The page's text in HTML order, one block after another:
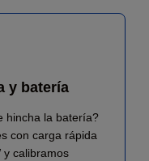
y batería
hincha la batería?
con carga rápida
y calibramos